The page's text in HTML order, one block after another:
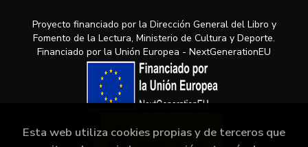
Proyecto financiado por la Dirección General del Libro y
Fomento de la Lectura, Ministerio de Cultura y Deporte.
Financiado por la Unión Europea - NextGenerationEU
Esta web utiliza cookies propias y de terceros que